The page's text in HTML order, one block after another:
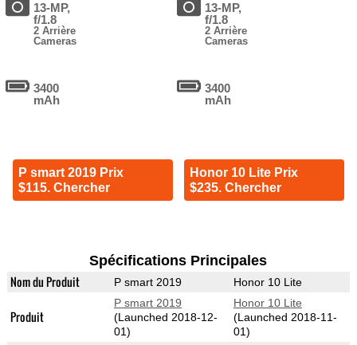
13-MP,
f/1.8
2 Arrière
Cameras
3400
mAh
P smart 2019 Prix
$115. Chercher
13-MP,
f/1.8
2 Arrière
Cameras
3400
mAh
Honor 10 Lite Prix
$235. Chercher
Spécifications Principales
Nom du Produit P smart 2019 Honor 10 Lite
Produit
P smart 2019
(Launched 2018-12-
01)
Honor 10 Lite
(Launched 2018-11-
01)